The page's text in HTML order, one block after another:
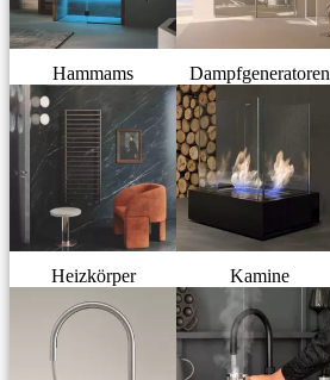
Hammams Dampfgeneratoren
Heizkörper Kamine